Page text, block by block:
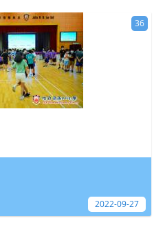
36
2022-09-27